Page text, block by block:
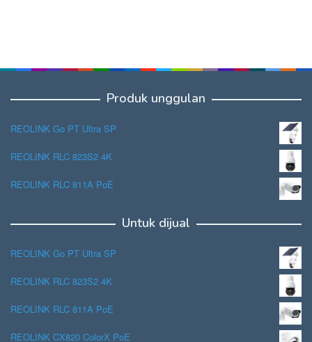
Produk unggulan
REOLINK Go PT Ultra SP
REOLINK RLC 823S2 4K
REOLINK RLC 811A PoE
Untuk dijual
REOLINK Go PT Ultra SP
REOLINK RLC 823S2 4K
REOLINK RLC 811A PoE
REOLINK CX820 ColorX PoE